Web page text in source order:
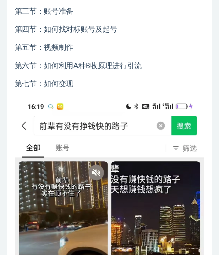
第三节：账号准备
第四节：如何找对标账号及起号
第五节：视频制作
第六节：如何利用A种B收原理进行引流
第七节：如何变现